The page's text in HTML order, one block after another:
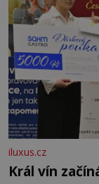
iluxus.cz
Král vín